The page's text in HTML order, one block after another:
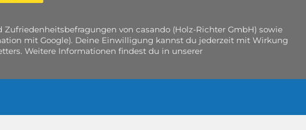
von casando (Holz-Richter GmbH) sowie
mit Google). Deine Einwilligung kannst du jederzeit mit Wirkung
Weitere Informationen findest du in unserer